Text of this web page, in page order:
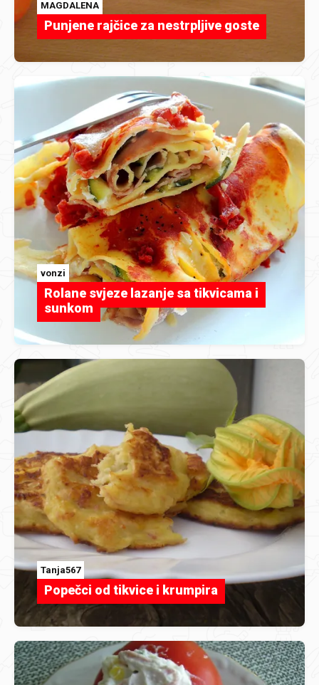
MAGDALENA
Punjene rajčice za nestrpljive goste
vonzi
Rolane svjeze lazanje sa tikvicama i
sunkom
Tanja567
Popečci od tikvice i krumpira